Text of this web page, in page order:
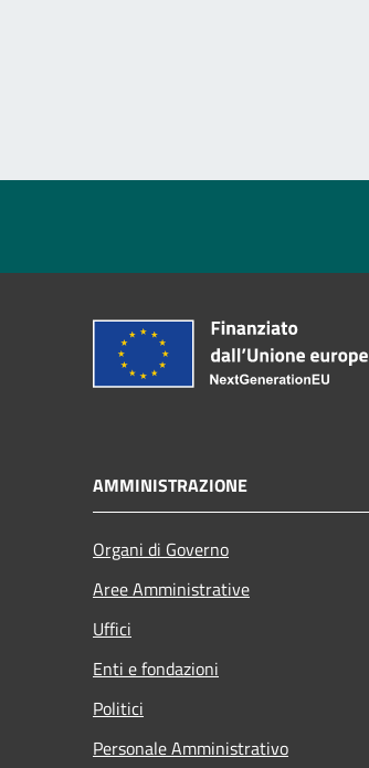
AMMINISTRAZIONE
Organi di Governo
Aree Amministrative
Uffici
Enti e fondazioni
Politici
Personale Amministrativo